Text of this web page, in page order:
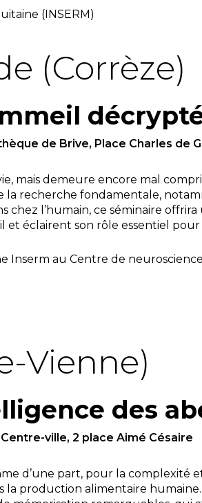
(INSERM)
(Corrèze)
de Brive, Place Charles de
mais demeure encore mal
la recherche fondamentale,
chez l’humain, ce séminaire
et éclairent son rôle essentiel
Inserm au Centre de
Vienne)
des
ville, 2 place Aimé Césaire
d’une part, pour la complexité
production alimentaire humaine.